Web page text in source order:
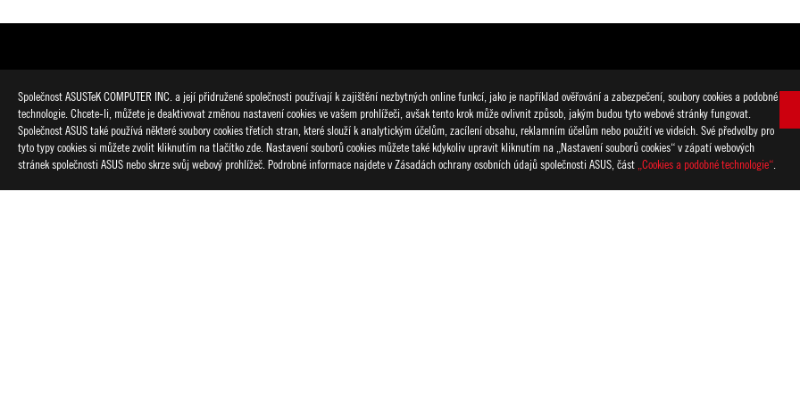
Společnost ASUSTeK COMPUTER INC. a její přidružené společnosti používají k zajištění nezbytných online funkcí, jako je například ověřování a zabezpečení, soubory cookies a podobné
technologie. Chcete-li, můžete je deaktivovat změnou nastavení cookies ve vašem prohlížeči, avšak tento krok může ovlivnit způsob, jakým budou tyto webové stránky fungovat.
Společnost ASUS také používá některé soubory cookies třetích stran, které slouží k analytickým účelům, zacílení obsahu, reklamním účelům nebo použití ve videích. Své předvolby pro
tyto typy cookies si můžete zvolit kliknutím na tlačítko zde. Nastavení souborů cookies můžete také kdykoliv upravit kliknutím na „Nastavení souborů cookies“ v zápatí webových
stránek společnosti ASUS nebo skrze svůj webový prohlížeč. Podrobné informace najdete v Zásadách ochrany osobních údajů společnosti ASUS, část „Cookies a podobné technologie“
Disclaimer
Výrazy HDMI, HDMI High-Definition Multimedia Interface, vizuální podoba HDMI a loga HDMI jsou ochranné známky nebo